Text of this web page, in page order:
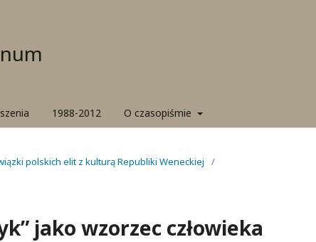
1988-2012 O czasopiśmie
polskich elit z kulturą Republiki Weneckiej
/
jako wzorzec człowieka